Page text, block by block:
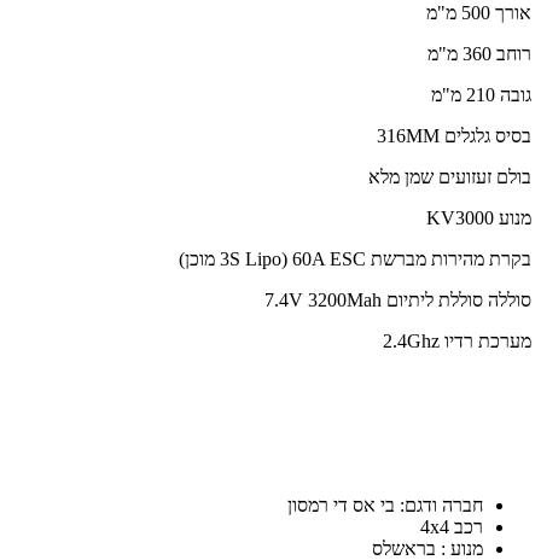
אורך 500 מ"מ
רוחב 360 מ"מ
גובה 210 מ"מ
בסיס גלגלים 316MM
בולם זעזועים שמן מלא
מנוע KV3000
בקרת מהירות מברשת 60A ESC (3S Lipo מוכן)
סוללה סוללת ליתיום 7.4V 3200Mah
מערכת רדיו 2.4Ghz
חברה ודגם: בי אס די רמסון
רכב 4x4
מנוע : בראשלס